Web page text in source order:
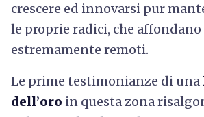
crescere ed innovarsi pur
le proprie radici, che
estremamente remoti.
Le prime testimonianze di una
dell’oro in questa zona